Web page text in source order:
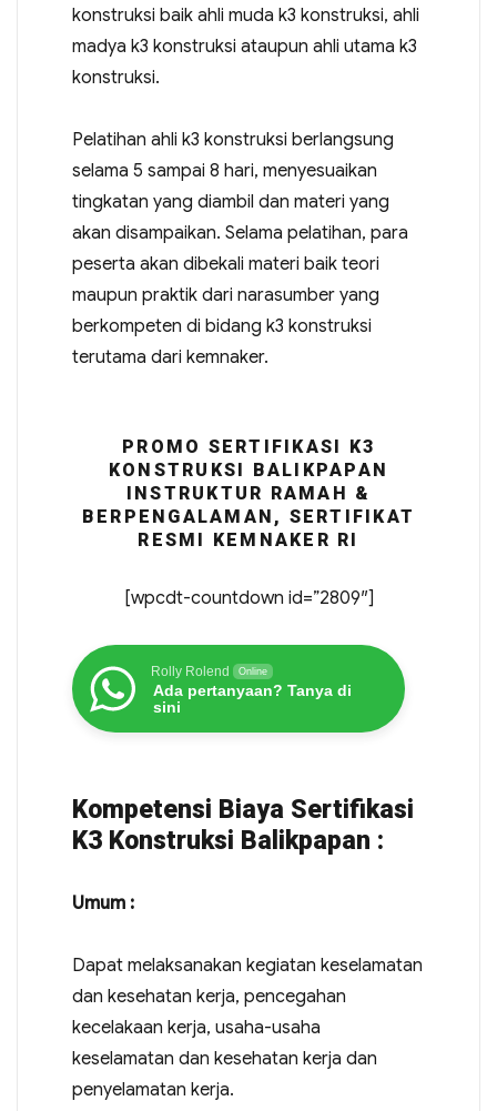
konstruksi baik ahli muda k3 konstruksi, ahli
madya k3 konstruksi ataupun ahli utama k3
konstruksi.
Pelatihan ahli k3 konstruksi berlangsung
selama 5 sampai 8 hari, menyesuaikan
tingkatan yang diambil dan materi yang
akan disampaikan. Selama pelatihan, para
peserta akan dibekali materi baik teori
maupun praktik dari narasumber yang
berkompeten di bidang k3 konstruksi
terutama dari kemnaker.
PROMO SERTIFIKASI K3
KONSTRUKSI BALIKPAPAN
INSTRUKTUR RAMAH &
BERPENGALAMAN, SERTIFIKAT
RESMI KEMNAKER RI
[wpcdt-countdown id=”2809″]
Rolly Rolend Online
Ada pertanyaan? Tanya di
sini
Kompetensi Biaya Sertifikasi
K3 Konstruksi Balikpapan :
Umum :
Dapat melaksanakan kegiatan keselamatan
dan kesehatan kerja, pencegahan
kecelakaan kerja, usaha-usaha
keselamatan dan kesehatan kerja dan
penyelamatan kerja.